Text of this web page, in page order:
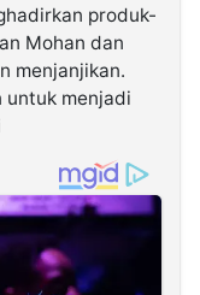
produk-
Mohan dan
menjanjikan.
untuk menjadi